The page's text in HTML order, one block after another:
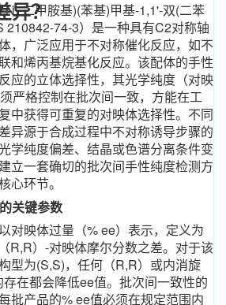
异？
二甲胺基)(苯基)甲基-1,1'-双(二苯
210842-74-3）是一种具有C2对称轴
，广泛应用于不对称催化反应，如不
和烯丙基烷基化反应。该配体的手性
应的立体选择性，其光学纯度（对映
严格控制在批次间一致，方能在工
中获得可重复的对映体选择性。不同
异源于合成过程中不对称诱导步骤的
学纯度偏差、结晶或色谱分离条件变
立一套确切的批次间手性纯度检测方
心环节。
关键参数
对映体过量（% ee）表示，定义为
R,R）-对映体摩尔分数之差。对于该
型为(S,S)，任何（R,R）或内消旋
存在都会降低ee值。批次间一致性的
批产品的% ee值必须在规定范围内